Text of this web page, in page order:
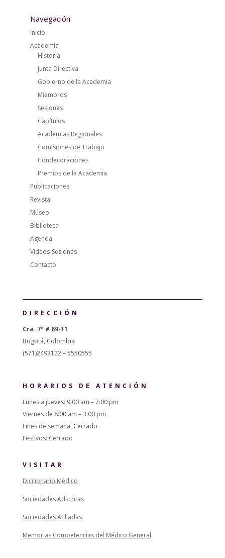
Navegación
Inicio
Academia
Historia
Junta Directiva
Gobierno de la Academia
Miembros
Sesiones
Capítulos
Academias Regionales
Comisiones de Trabajo
Condecoraciones
Premios de la Academia
Publicaciones
Revista
Museo
Biblioteca
Agenda
Videos-Sesiones
Contacto
DIRECCIÓN
Cra. 7ª # 69-11
Bogotá, Colombia
(571)2493122 – 5550555
HORARIOS DE ATENCIÓN
Lunes a jueves: 9:00 am – 7:00 pm
Viernes de 8:00 am – 3:00 pm
Fines de semana: Cerrado
Festivos: Cerrado
VISITAR
Diccionario Médico
Sociedades Adscritas
Sociedades Afiliadas
Memorias Competencias del Médico General